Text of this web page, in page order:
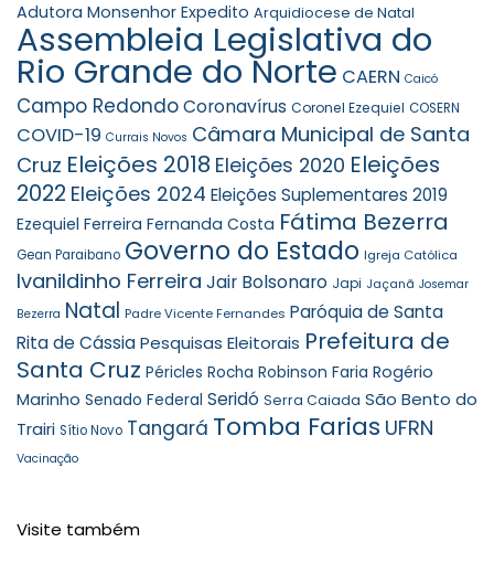
Adutora Monsenhor Expedito Arquidiocese de Natal
Assembleia Legislativa do
Rio Grande do Norte CAERN Caicó
Campo RedondoCoronavírus Coronel Ezequiel COSERN
COVID-19 Currais Novos Câmara Municipal de Santa
Cruz Eleições 2018 Eleições 2020 Eleições
2022 Eleições 2024 Eleições Suplementares 2019
Ezequiel Ferreira Fernanda Costa Fátima Bezerra
Gean Paraibano Governo do Estado Igreja Católica
Ivanildinho Ferreira Jair Bolsonaro Japi Jaçanã Josemar
Bezerra Natal Padre Vicente Fernandes Paróquia de Santa
Rita de CássiaPesquisas Eleitorais Prefeitura de
Santa Cruz Péricles Rocha Robinson Faria Rogério
Marinho Senado Federal Seridó Serra Caiada São Bento do
Trairi Sítio Novo Tangará Tomba Farias UFRN
Vacinação
Visite também